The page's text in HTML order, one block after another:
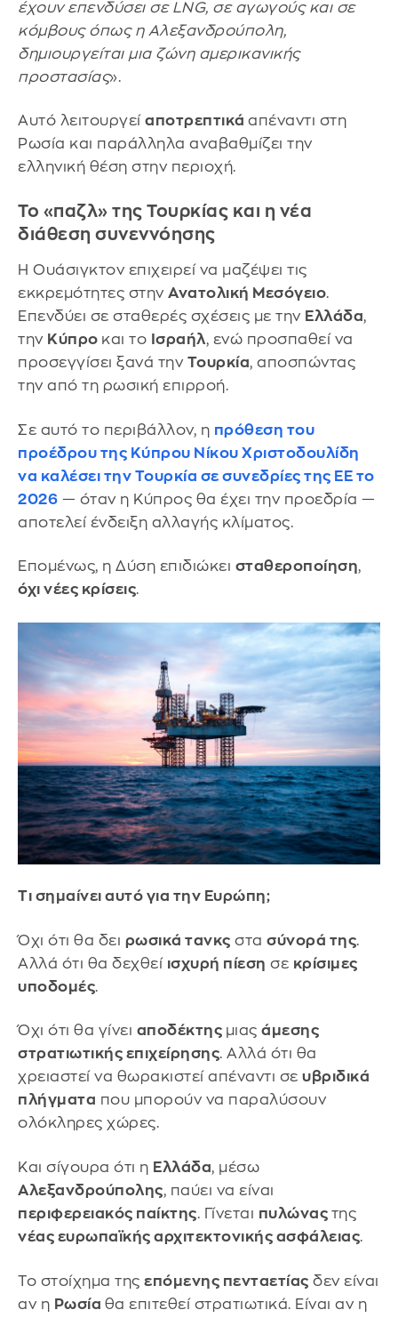
έχουν επενδύσει σε LNG, σε αγωγούς και σε
κόμβους όπως η Αλεξανδρούπολη,
δημιουργείται μια ζώνη αμερικανικής
προστασίας».
Αυτό λειτουργεί αποτρεπτικά απέναντι στη
Ρωσία και παράλληλα αναβαθμίζει την
ελληνική θέση στην περιοχή.
Το «παζλ» της Τουρκίας και η νέα
διάθεση συνεννόησης
Η Ουάσιγκτον επιχειρεί να μαζέψει τις
εκκρεμότητες στην Ανατολική Μεσόγειο.
Επενδύει σε σταθερές σχέσεις με την Ελλάδα,
την Κύπρο και το Ισραήλ, ενώ προσπαθεί να
προσεγγίσει ξανά την Τουρκία, αποσπώντας
την από τη ρωσική επιρροή.
Σε αυτό το περιβάλλον, η πρόθεση του
προέδρου της Κύπρου Νίκου Χριστοδουλίδη
να καλέσει την Τουρκία σε συνεδρίες της ΕΕ το
2026 — όταν η Κύπρος θα έχει την προεδρία —
αποτελεί ένδειξη αλλαγής κλίματος.
Επομένως, η Δύση επιδιώκει σταθεροποίηση,
όχι νέες κρίσεις.
Τι σημαίνει αυτό για την Ευρώπη;
Όχι ότι θα δει ρωσικά τανκς στα σύνορά της.
Αλλά ότι θα δεχθεί ισχυρή πίεση σε κρίσιμες
υποδομές.
Όχι ότι θα γίνει αποδέκτης μιας άμεσης
στρατιωτικής επιχείρησης. Αλλά ότι θα
χρειαστεί να θωρακιστεί απέναντι σε υβριδικά
πλήγματα που μπορούν να παραλύσουν
ολόκληρες χώρες.
Και σίγουρα ότι η Ελλάδα, μέσω
Αλεξανδρούπολης, παύει να είναι
περιφερειακός παίκτης. Γίνεται πυλώνας της
νέας ευρωπαϊκής αρχιτεκτονικής ασφάλειας.
Το στοίχημα της επόμενης πενταετίας δεν είναι
αν η Ρωσία θα επιτεθεί στρατιωτικά. Είναι αν η